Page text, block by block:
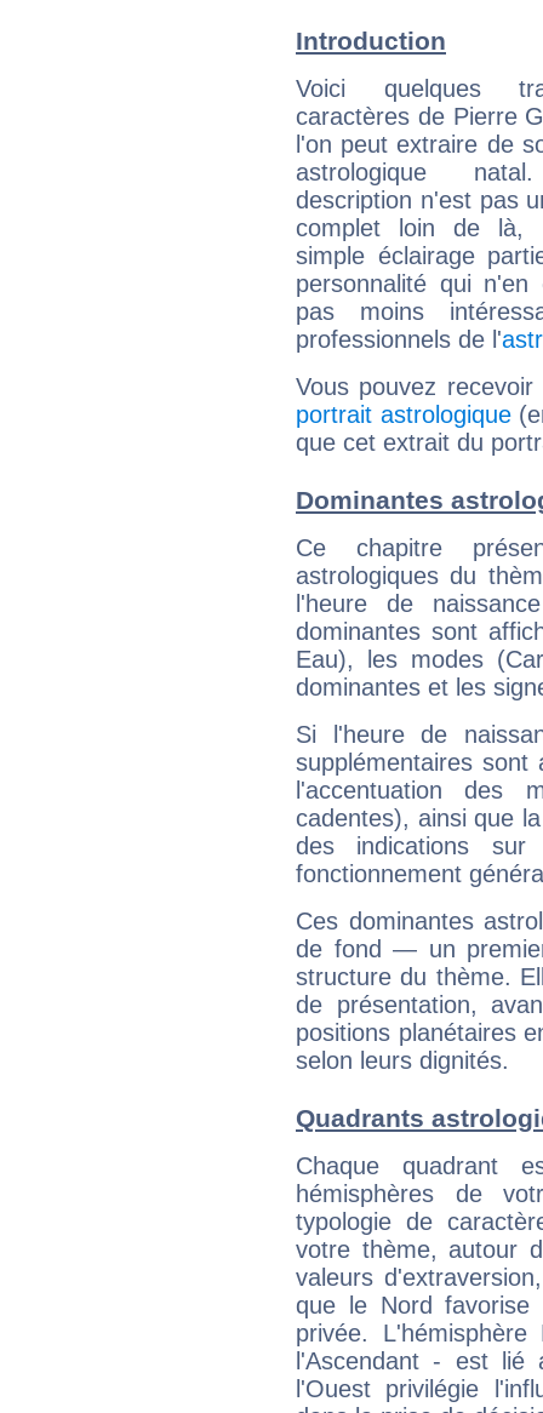
Introduction
Voici quelques
caractères de Pierre
l'on peut extraire de
astrologique
description n'est pas
complet loin de là,
simple éclairage
personnalité qui n'en
pas moins
professionnels de l'
Vous pouvez
portrait astrologique
que cet extrait du
Dominantes
Ce chapitre
astrologiques du
l'heure de
dominantes sont
Eau), les modes
dominantes et les
Si l'heure de
supplémentaires sont
l'accentuation des
cadentes), ainsi que
des indications sur
fonctionnement
Ces dominantes
de fond — un
structure du thème.
de présentation,
positions planétaires
selon leurs dignités.
Quadrants
Chaque quadrant
hémisphères de
typologie de
votre thème, autour
valeurs
que le Nord favorise
privée.
l'Ascendant - est
l'Ouest privilégie